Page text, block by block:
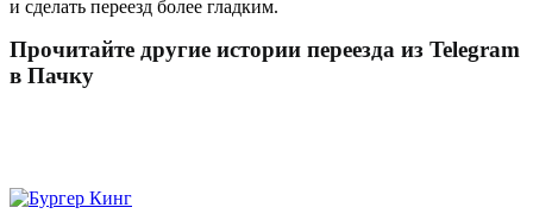
и сделать переезд более гладким.
Прочитайте другие истории переезда из Telegram
в Пачку